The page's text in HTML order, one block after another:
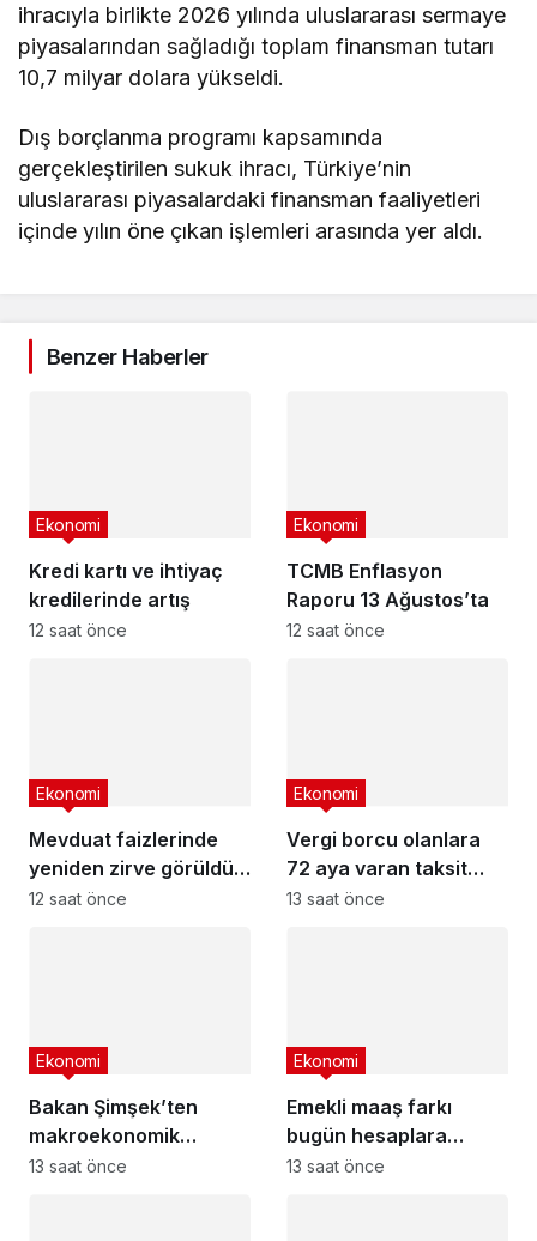
ihracıyla birlikte 2026 yılında uluslararası sermaye
piyasalarından sağladığı toplam finansman tutarı
10,7 milyar dolara yükseldi.
Dış borçlanma programı kapsamında
gerçekleştirilen sukuk ihracı, Türkiye’nin
uluslararası piyasalardaki finansman faaliyetleri
içinde yılın öne çıkan işlemleri arasında yer aldı.
Benzer Haberler
Kredi kartı ve ihtiyaç
kredilerinde artış
Ekonomi
12 saat önce
TCMB Enflasyon
Raporu 13 Ağustos’ta
Ekonomi
12 saat önce
Mevduat faizlerinde
yeniden zirve görüldü :
3 milyon liranın aylık
Ekonomi
12 saat önce
Vergi borcu olanlara
72 aya varan taksit
fırsatı
Ekonomi
13 saat önce
Bakan Şimşek’ten
makroekonomik
istikrar açıklaması
Ekonomi
13 saat önce
Emekli maaş farkı
bugün hesaplara
yatıyor
Ekonomi
13 saat önce